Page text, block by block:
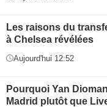
Les raisons du
à Chelsea révélées
Aujourd'hui 12:52
Pourquoi Yan
Madrid plutôt que